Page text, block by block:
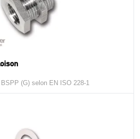
(G) selon EN ISO 228-1